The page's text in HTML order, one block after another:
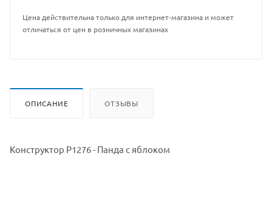
Цена действительна только для интернет-магазина и может
отличаться от цен в розничных магазинах
ОПИСАНИЕ ОТЗЫВЫ
Конструктор P1276 - Панда с яблоком